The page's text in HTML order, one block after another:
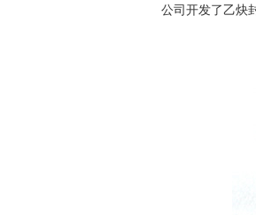
公司开发了乙炔